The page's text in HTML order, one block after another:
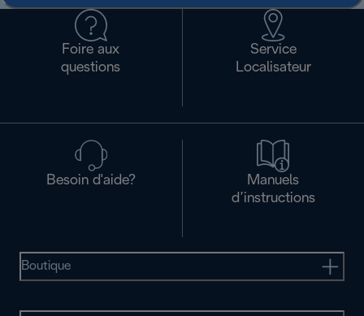
Foire aux
questions
Service
Localisateur
Besoin d'aide?
Manuels
d’instructions
Boutique